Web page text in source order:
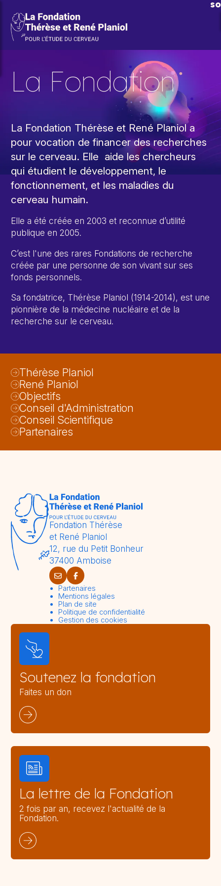
La Fondation
La Fondation Thérèse et René Planiol a
pour vocation de financer des recherches
sur le cerveau. Elle aide les chercheurs
qui étudient le développement, le
fonctionnement, et les maladies du
cerveau humain.
Elle a été créée en 2003 et reconnue d’utilité
publique en 2005.
C’est l'une des rares Fondations de recherche
créée par une personne de son vivant sur ses
fonds personnels.
Sa fondatrice, Thérèse Planiol (1914-2014), est une
pionnière de la médecine nucléaire et de la
recherche sur le cerveau.
Thérèse Planiol
René Planiol
Objectifs
Conseil d'Administration
Conseil Scientifique
Partenaires
Fondation Thérèse
et René Planiol
12, rue du Petit Bonheur
37400 Amboise
Partenaires
Mentions légales
Plan de site
Politique de confidentialité
Gestion des cookies
Soutenez la fondation
Faites un don
La lettre de la Fondation
2 fois par an, recevez l'actualité de la
Fondation.